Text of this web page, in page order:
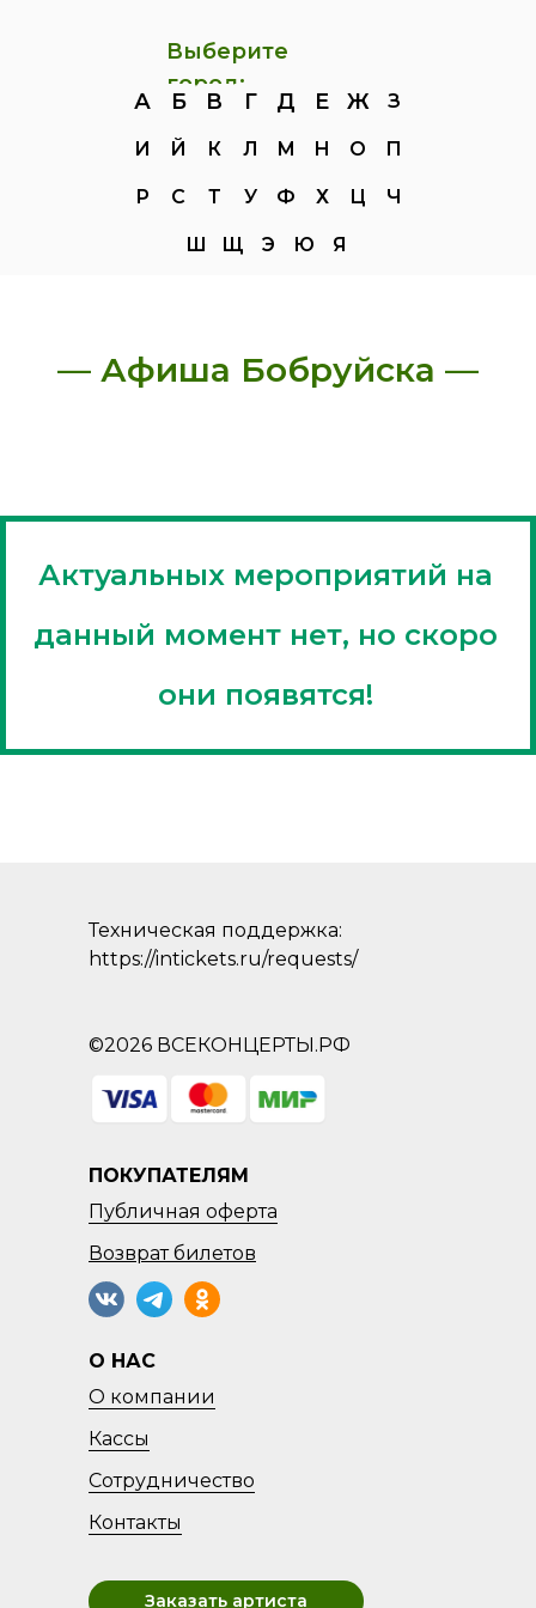
Выберите
город:
А Б В Г Д Е Ж З
И Й К Л М Н О П
Р С Т У Ф Х Ц Ч
Ш Щ Э Ю Я
— Афиша Бобруйска —
Актуальных мероприятий на
данный момент нет, но скоро
они появятся!
Техническая поддержка:
https://intickets.ru/requests/
©2026 ВСЕКОНЦЕРТЫ.РФ
ПОКУПАТЕЛЯМ
Публичная оферта
О НАС
О компании
Кассы
Сотрудничество
Контакты
Заказать артиста
Возвратбилетов